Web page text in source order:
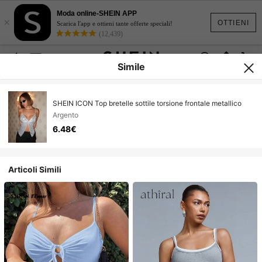
OTTIENI
×
Moda online-SHEIN APP
Scarica l'app e ottieni tante offerte speciali!
(12,439)
Simile
SHEIN ICON Top bretelle sottile torsione frontale metallico
Argento
6.48€
Articoli Simili